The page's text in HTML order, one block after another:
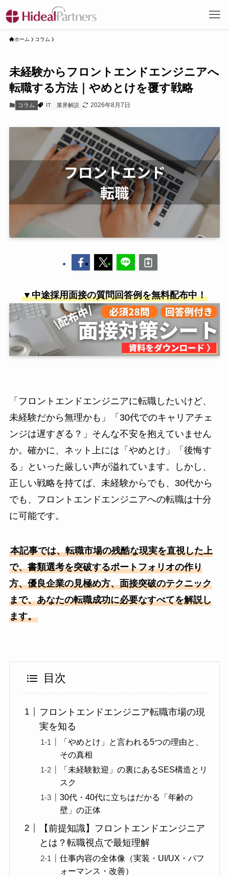
ホーム コラム
未経験からフロントエンドエンジニアへ
転職する方法｜やめとけを覆す戦略
コラム IT 業界解説 2026年8月7日
▼中途採用面接の質問回答例を無料配布中！
「フロントエンドエンジニアに転職したいけど、
未経験だから無理かも」「30代でのキャリアチェ
ンジは遅すぎる？」そんな不安を抱えていません
か。確かに、ネット上には「やめとけ」「後悔す
る」といった厳しい声が溢れています。しかし、
正しい戦略を持てば、未経験からでも、30代から
でも、フロントエンドエンジニアへの転職は十分
に可能です。
本記事では、転職市場の残酷な現実を直視した上
で、書類選考を突破するポートフォリオの作り
方、優良企業の見極め方、面接突破のテクニック
まで、あなたの転職成功に必要なすべてを解説し
ます。
目次
フロントエンドエンジニア転職市場の現
実を知る
「やめとけ」と言われる5つの理由と、
その真相
「未経験歓迎」の裏にあるSES構造とリ
スク
30代・40代に立ちはだかる「年齢の
壁」の正体
【前提知識】フロントエンドエンジニア
とは？転職視点で最短理解
仕事内容の全体像（実装・UI/UX・パフ
ォーマンス・改善）